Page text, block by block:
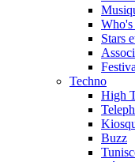
Stars
Techno
High
Buzz